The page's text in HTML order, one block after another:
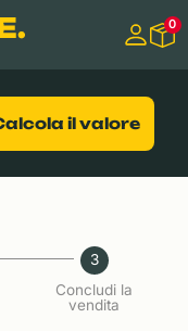
0
Calcola il valore
3
Concludi la
vendita